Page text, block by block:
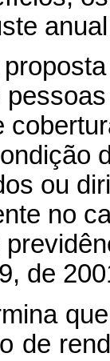
ou
no
de
de